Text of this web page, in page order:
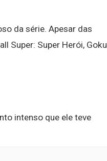
da série. Apesar das
Super: Super Herói, Goku
intenso que ele teve